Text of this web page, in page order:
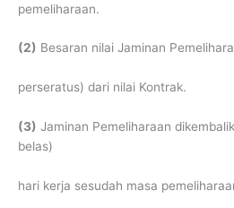
pemeliharaan.
(2) Besaran nilai Jaminan
perseratus) dari nilai Kontrak.
(3) Jaminan Pemeliharaan
belas)
hari kerja sesudah masa